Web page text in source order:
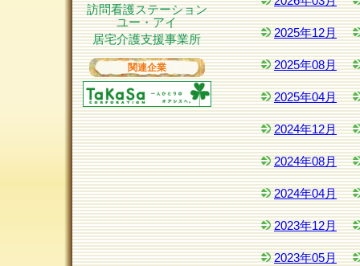
訪問看護ステーション
ユー・アイ
居宅介護支援事業所
関連企業
2025年12月
2025年08月
2025年04月
2024年12月
2024年08月
2024年04月
2023年12月
2023年05月